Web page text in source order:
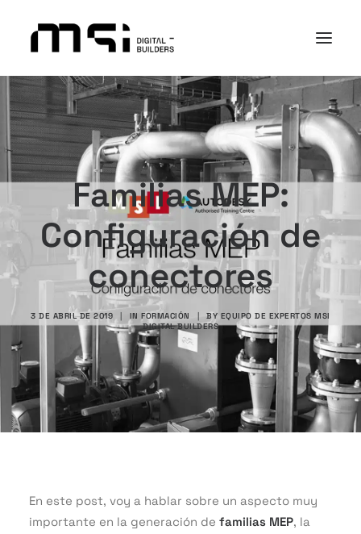
PLATAFORMA
SECTORES
ACADEMY
NOSOTROS
CASOS DE ÉXITO
CONTACTO
Search
Familias MEP:
Configuración de
conectores
3 DE ABRIL DE 2019 | INFORMACIÓN | BY EQUIPO DE EXPERTOS MSI
DIGITAL BUILDERS
En este post, voy a hablar sobre un aspecto muy
importante en la generación de familias MEP, la